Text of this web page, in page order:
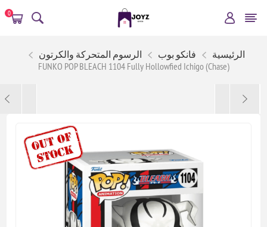
0
الرئيسية فانكو بوب
الرسوم المتحركة والكرتون
FUNKO POP BLEACH 1104 Fully Hollowfied Ichigo (Chase)